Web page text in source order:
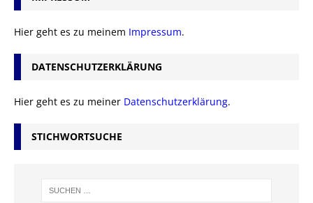
Hier geht es zu meinem Impressum.
DATENSCHUTZERKLÄRUNG
Hier geht es zu meiner Datenschutzerklärung.
STICHWORTSUCHE